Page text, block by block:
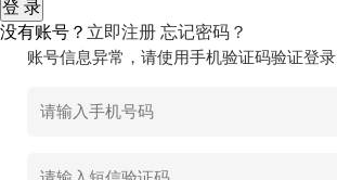
没有账号？ 立即注册 忘记密码？
账号信息异常，请使用手机验证码验证登录